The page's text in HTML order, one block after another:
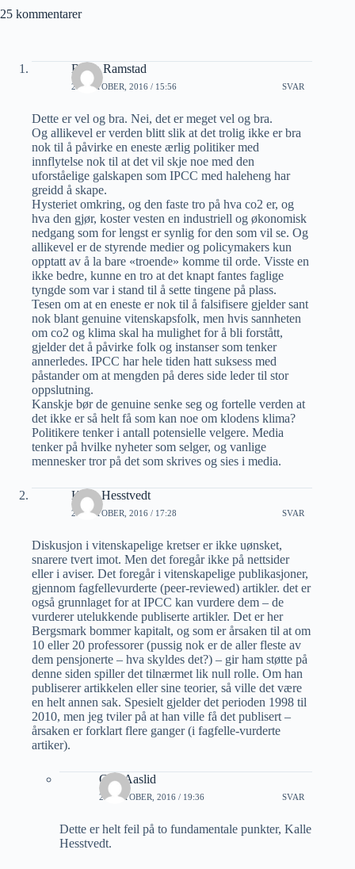
25 kommentarer
Bjørn Ramstad
28 OKTOBER, 2016 / 15:56 SVAR
Dette er vel og bra. Nei, det er meget vel og bra.
Og allikevel er verden blitt slik at det trolig ikke er bra
nok til å påvirke en eneste ærlig politiker med
innflytelse nok til at det vil skje noe med den
uforståelige galskapen som IPCC med haleheng har
greidd å skape.
Hysteriet omkring, og den faste tro på hva co2 er, og
hva den gjør, koster vesten en industriell og økonomisk
nedgang som for lengst er synlig for den som vil se. Og
allikevel er de styrende medier og policymakers kun
opptatt av å la bare «troende» komme til orde. Visste en
ikke bedre, kunne en tro at det knapt fantes faglige
tyngde som var i stand til å sette tingene på plass.
Tesen om at en eneste er nok til å falsifisere gjelder sant
nok blant genuine vitenskapsfolk, men hvis sannheten
om co2 og klima skal ha mulighet for å bli forstått,
gjelder det å påvirke folk og instanser som tenker
annerledes. IPCC har hele tiden hatt suksess med
påstander om at mengden på deres side leder til stor
oppslutning.
Kanskje bør de genuine senke seg og fortelle verden at
det ikke er så helt få som kan noe om klodens klima?
Politikere tenker i antall potensielle velgere. Media
tenker på hvilke nyheter som selger, og vanlige
mennesker tror på det som skrives og sies i media.
Kalle Hesstvedt
28 OKTOBER, 2016 / 17:28 SVAR
Diskusjon i vitenskapelige kretser er ikke uønsket,
snarere tvert imot. Men det foregår ikke på nettsider
eller i aviser. Det foregår i vitenskapelige publikasjoner,
gjennom fagfellevurderte (peer-reviewed) artikler. det er
også grunnlaget for at IPCC kan vurdere dem – de
vurderer utelukkende publiserte artikler. Det er her
Bergsmark bommer kapitalt, og som er årsaken til at om
10 eller 20 professorer (pussig nok er de aller fleste av
dem pensjonerte – hva skyldes det?) – gir ham støtte på
denne siden spiller det tilnærmet lik null rolle. Om han
publiserer artikkelen eller sine teorier, så ville det være
en helt annen sak. Spesielt gjelder det perioden 1998 til
2010, men jeg tviler på at han ville få det publisert –
årsaken er forklart flere ganger (i fagfelle-vurderte
artiker).
Geir Aaslid
28 OKTOBER, 2016 / 19:36 SVAR
Dette er helt feil på to fundamentale punkter, Kalle
Hesstvedt.